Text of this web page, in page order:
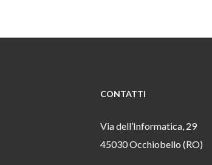
CONTATTI
Via dell’Informatica, 29
45030 Occhiobello (RO)